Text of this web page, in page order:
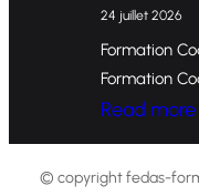
t
u
n
i
24 juillet 2026
Formation
Formation
Read more:
© copyright fedas-